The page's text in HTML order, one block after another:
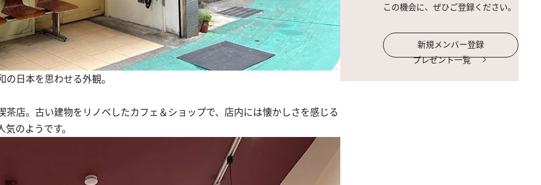
日本を思わせる外観。
店。古い建物をリノベしたカフェ＆ショップで、店内には懐かしさを感じる
のようです。
この機会に、ぜひご登録ください。
新規メンバー登録
プレゼント一覧